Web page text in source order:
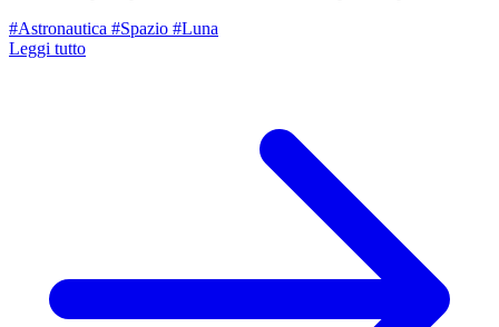
#Astronautica #Spazio #Luna
Leggi tutto